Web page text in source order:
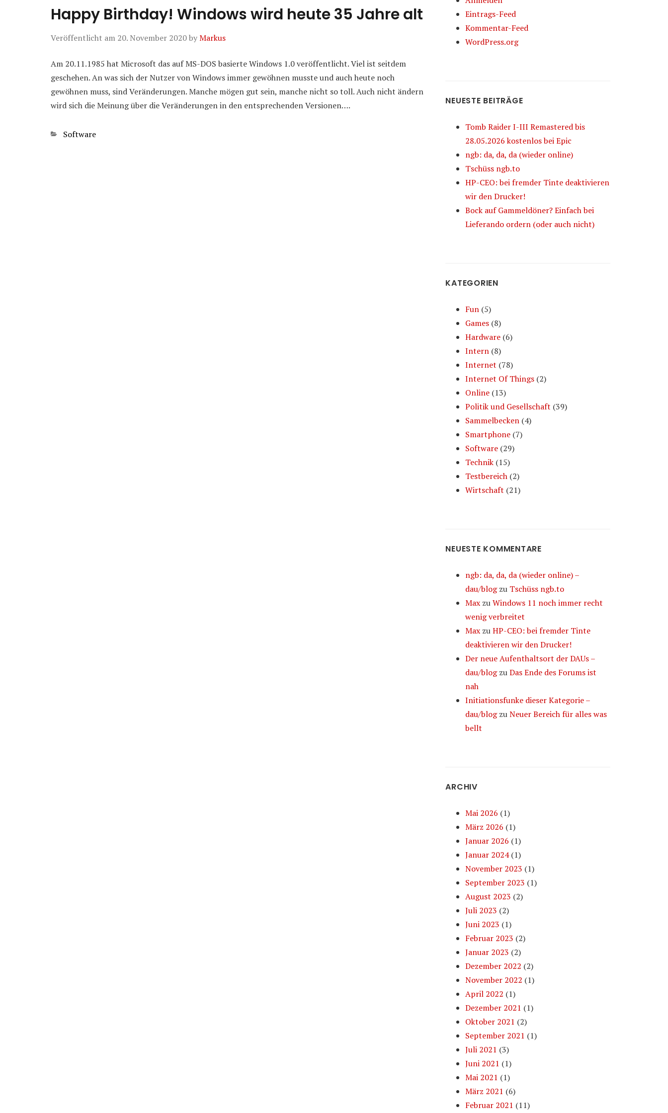
Happy Birthday! Windows wird heute 35 Jahre alt
Veröffentlicht am 20. November 2020byMarkus
Am 20.11.1985 hat Microsoft das auf MS-DOS basierte Windows 1.0 veröffentlicht. Viel ist seitdem
geschehen. An was sich der Nutzer von Windows immer gewöhnen musste und auch heute noch
gewöhnen muss, sind Veränderungen. Manche mögen gut sein, manche nicht so toll. Auch nicht ändern
wird sich die Meinung über die Veränderungen in den entsprechenden Versionen….
Kategorien
Software
Eintrags-Feed
Kommentar-Feed
WordPress.org
NEUESTE BEITRÄGE
Tomb Raider I-III Remastered bis
28.05.2026 kostenlos bei Epic
ngb: da, da, da (wieder online)
Tschüss ngb.to
HP-CEO: bei fremder Tinte deaktivieren
wir den Drucker!
Bock auf Gammeldöner? Einfach bei
Lieferando ordern (oder auch nicht)
KATEGORIEN
Fun (5)
Games (8)
Hardware (6)
Intern (8)
Internet (78)
Internet Of Things (2)
Online (13)
Politik und Gesellschaft (39)
Sammelbecken (4)
Smartphone (7)
Software (29)
Technik (15)
Testbereich (2)
Wirtschaft (21)
NEUESTE KOMMENTARE
ngb: da, da, da (wieder online) –
dau/blogzu Tschüss ngb.to
Max zuWindows 11 noch immer recht
wenig verbreitet
Max zuHP-CEO: bei fremder Tinte
deaktivieren wir den Drucker!
Der neue Aufenthaltsort der DAUs –
dau/blogzuDas Ende des Forums ist
nah
Initiationsfunke dieser Kategorie –
dau/blogzuNeuer Bereich für alles was
bellt
ARCHIV
Mai 2026 (1)
März 2026 (1)
Januar 2026 (1)
Januar 2024(1)
November 2023 (1)
September 2023 (1)
August 2023 (2)
Juli 2023 (2)
Juni 2023 (1)
Februar 2023 (2)
Januar 2023 (2)
Dezember 2022 (2)
November 2022 (1)
April 2022 (1)
Dezember 2021 (1)
Oktober 2021 (2)
September 2021 (1)
Juli 2021 (3)
Juni 2021 (1)
Mai 2021 (1)
März 2021 (6)
Februar 2021 (11)